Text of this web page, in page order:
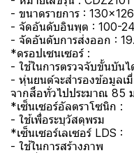
- ขนาดรายการ :
- จัดอันดับอินพุต : 100-
- จัดอันดับการส่งออก :
*ดรอปเซนเซอร์ :
- ใช้ในการตรวจจับขั้นบัน
- หุ่นยนต์จะสำรองข้อมูลเ
จากสื่อทั่วไปประมาณ 85
*เซ็นเซอร์อัลตราโซนิก :
- ใช้เพื่อระบุวัสดุพรม
*เซ็นเซอร์เลเซอร์ LDS :
- ใช้ในการสร้างภาพ